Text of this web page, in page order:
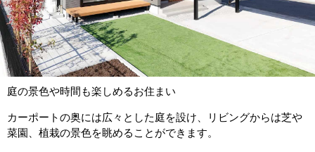
庭の景色や時間も楽しめるお住まい
カーポートの奥には広々とした庭を設け、リビングからは芝や
菜園、植栽の景色を眺めることができます。